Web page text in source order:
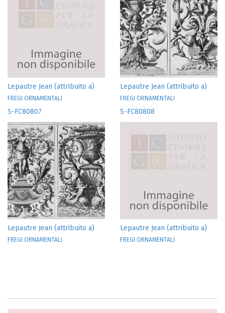
Lepautre Jean (attribuito a)
FREGI ORNAMENTALI
Lepautre Jean (attribuito a)
FREGI ORNAMENTALI
S-FC80807
Lepautre Jean (attribuito a)
FREGI ORNAMENTALI
S-FC80808
Lepautre Jean (attribuito a)
FREGI ORNAMENTALI